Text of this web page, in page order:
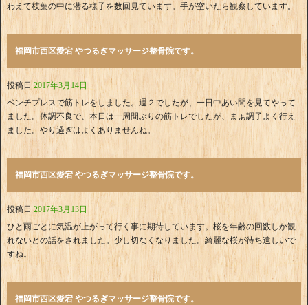
わえて枝葉の中に潜る様子を数回見ています。手が空いたら観察しています。
福岡市西区愛宕 やつるぎマッサージ整骨院です。
投稿日 2017年3月14日
ベンチプレスで筋トレをしました。週２でしたが、一日中あい間を見てやって
ました。体調不良で、本日は一周間ぶりの筋トレでしたが、まぁ調子よく行え
ました。やり過ぎはよくありませんね。
福岡市西区愛宕 やつるぎマッサージ整骨院です。
投稿日 2017年3月13日
ひと雨ごとに気温が上がって行く事に期待しています。桜を年齢の回数しか観
れないとの話をされました。少し切なくなりました。綺麗な桜が待ち遠しいで
すね。
福岡市西区愛宕 やつるぎマッサージ整骨院です。